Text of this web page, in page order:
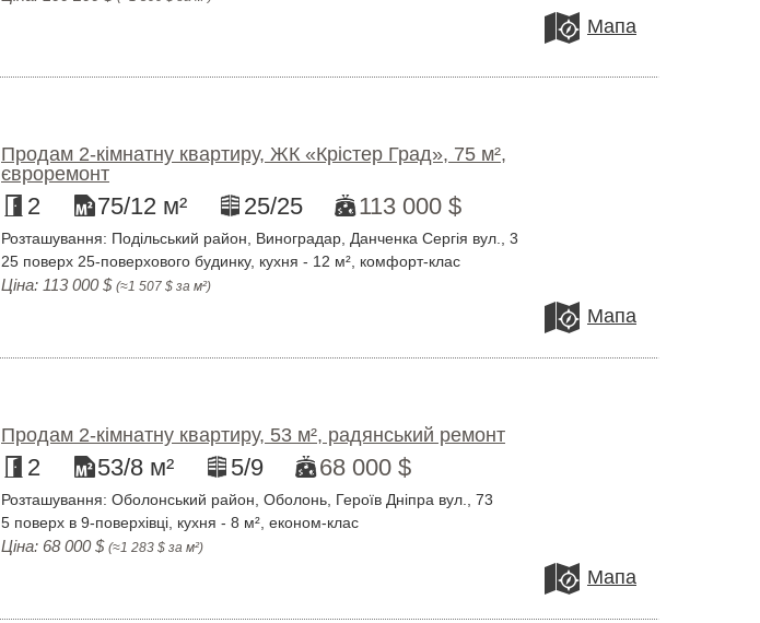
Мапа
Продам 2-кімнатну квартиру, ЖК «Крістер Град», 75 м²,
євроремонт
2 75/12 м² 25/25 113 000 $
Розташування: Подільський район, Виноградар, Данченка Сергія вул., 3
25 поверх 25-поверхового будинку, кухня - 12 м², комфорт-клас
Ціна: 113 000 $ (≈1 507 $ за м²)
Мапа
Продам 2-кімнатну квартиру, 53 м², радянський ремонт
2 53/8 м² 5/9 68 000 $
Розташування: Оболонський район, Оболонь, Героїв Дніпра вул., 73
5 поверх в 9-поверхівці, кухня - 8 м², економ-клас
Ціна: 68 000 $ (≈1 283 $ за м²)
Мапа